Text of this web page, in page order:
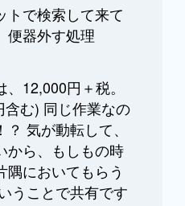
トで検索して来て
便器外す処理
12,000円＋税。
む) 同じ作業なの
気が動転して、
から、もしもの時
隅においてもらう
うことで共有です